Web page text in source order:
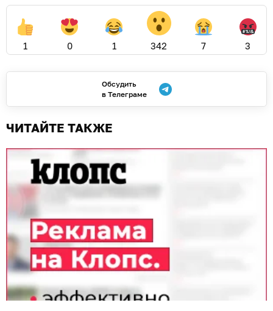
1 0 1 342 7 3
Обсудить
в Телеграме
ЧИТАЙТЕ ТАКЖЕ